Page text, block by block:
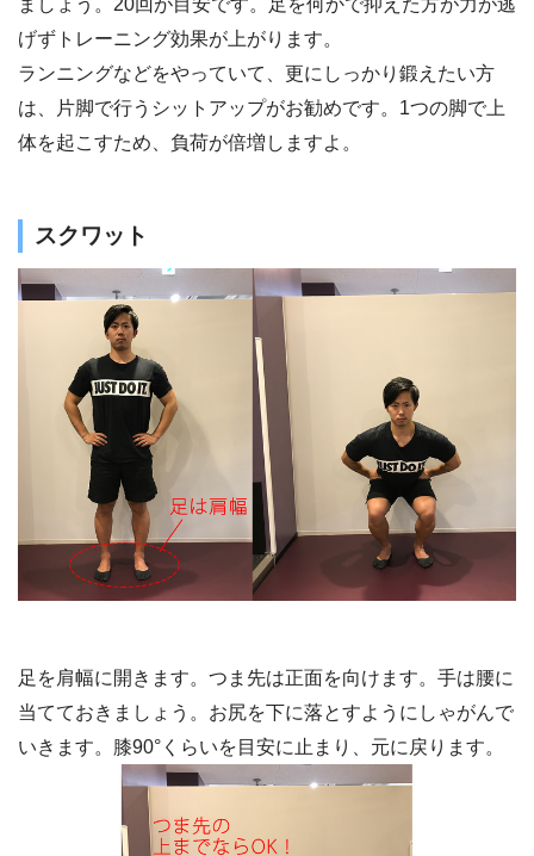
ましょう。20回が目安です。足を何かで抑えた方が力が逃
げずトレーニング効果が上がります。
ランニングなどをやっていて、更にしっかり鍛えたい方
は、片脚で行うシットアップがお勧めです。1つの脚で上
体を起こすため、負荷が倍増しますよ。
スクワット
足を肩幅に開きます。つま先は正面を向けます。手は腰に
当てておきましょう。お尻を下に落とすようにしゃがんで
いきます。膝90°くらいを目安に止まり、元に戻ります。